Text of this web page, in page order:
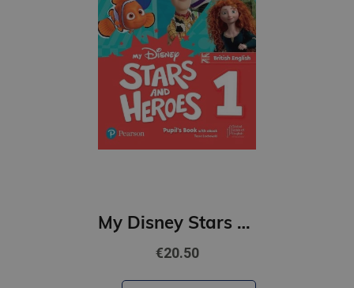
My Disney Stars and Heroes British Edition Level 1 Pupil's Book with eBook and Digital Activities
€20.50